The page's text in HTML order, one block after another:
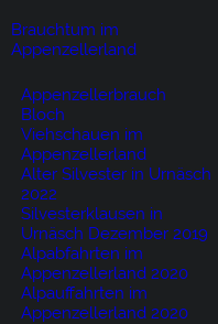
Brauchtum im
Appenzellerland
Appenzellerbrauch
Bloch
Viehschauen im
Appenzellerland
Alter Silvester in Urnäsch
2022
Silvesterklausen in
Urnäsch Dezember 2019
Alpabfahrten im
Appenzellerland 2020
Alpauffahrten im
Appenzellerland 2020